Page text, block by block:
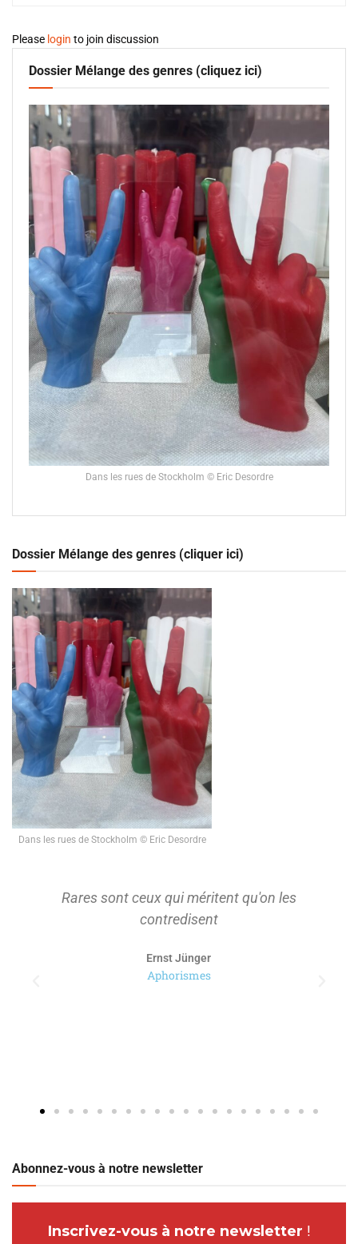
Please login to join discussion
Dossier Mélange des genres (cliquez ici)
Dans les rues de Stockholm © Eric Desordre
Dossier Mélange des genres (cliquer ici)
Dans les rues de Stockholm © Eric Desordre
Rares sont ceux qui méritent qu'on les
contredisent
Ernst Jünger
Aphorismes
Abonnez-vous à notre newsletter
Inscrivez-vous à notre newsletter !